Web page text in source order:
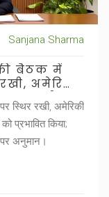
Sanjana Sharma
बैठक में
अमेरिकी
प्रभावी
स्थिर रखी, अमेरिकी
प्रभावित किया;
अनुमान।